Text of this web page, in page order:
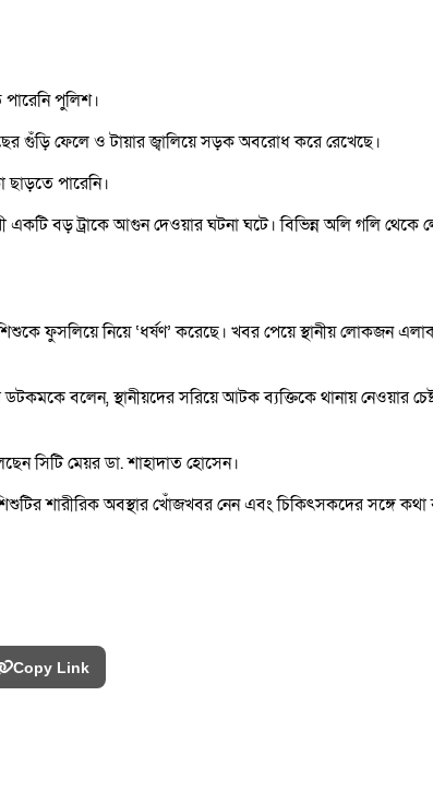
পারেনি পুলিশ।
গুঁড়ি ফেলে ও টায়ার জ্বালিয়ে সড়ক অবরোধ করে রেখেছে।
পারেনি।
বড় ট্রাকে আগুন দেওয়ার ঘটনা ঘটে। বিভিন্ন অলি গলি
নিয়ে ‘ধর্ষণ’ করেছে। খবর পেয়ে স্থানীয় লোকজন
বলেন, স্থানীয়দের সরিয়ে আটক ব্যক্তিকে থানায় নেওয়ার
সিটি মেয়র ডা. শাহাদাত হোসেন।
শারীরিক অবস্থার খোঁজখবর নেন এবং চিকিৎসকদের সঙ্গে
Copy Link